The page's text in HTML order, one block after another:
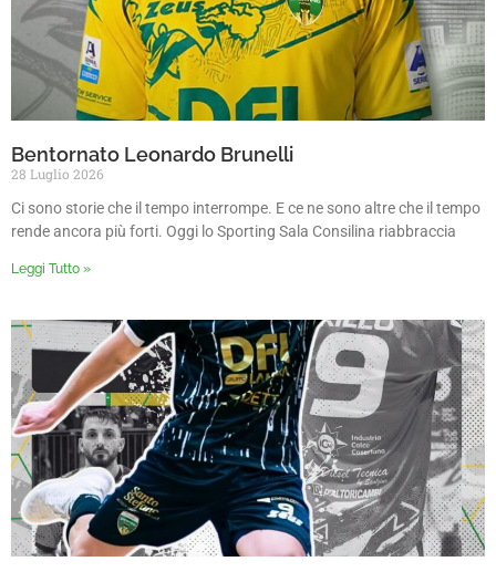
Bentornato Leonardo Brunelli
28 Luglio 2026
Ci sono storie che il tempo interrompe. E ce ne sono altre che il tempo
rende ancora più forti. Oggi lo Sporting Sala Consilina riabbraccia
Leggi Tutto »